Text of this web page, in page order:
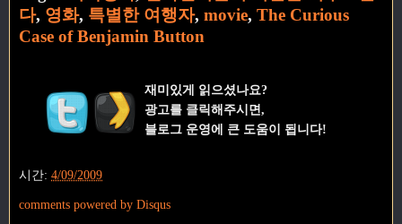
다, 영화, 특별한 여행자, movie, The Curious
Case of Benjamin Button
재미있게 읽으셨나요?
광고를 클릭해주시면,
블로그 운영에 큰 도움이 됩니다!
시간: 4/09/2009
comments powered by Disqus